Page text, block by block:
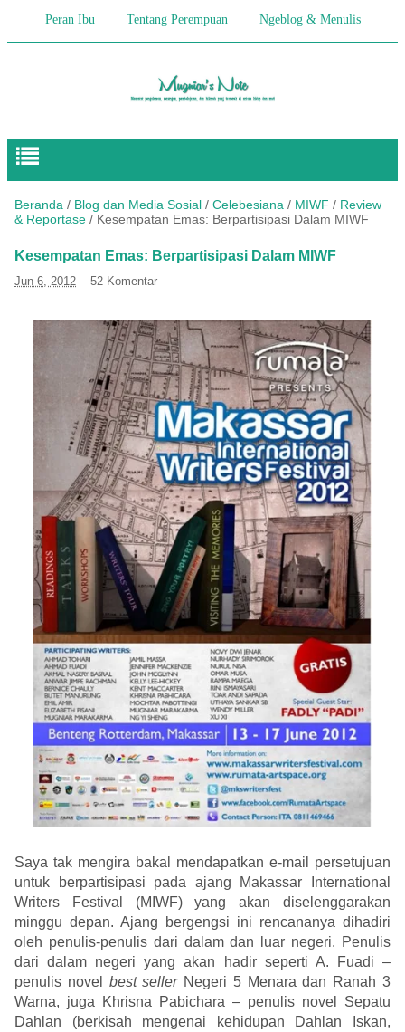
Peran Ibu Tentang Perempuan Ngeblog & Menulis
Pendidikan Anak
Beranda / Blog dan Media Sosial / Celebesiana / MIWF / Review
& Reportase / Kesempatan Emas: Berpartisipasi Dalam MIWF
Kesempatan Emas: Berpartisipasi Dalam MIWF
Jun 6, 2012 52 Komentar
Saya tak mengira bakal mendapatkan e-mail persetujuan
untuk berpartisipasi pada ajang Makassar International
Writers Festival (MIWF) yang akan diselenggarakan
minggu depan. Ajang bergengsi ini rencananya dihadiri
oleh penulis-penulis dari dalam dan luar negeri. Penulis
dari dalam negeri yang akan hadir seperti A. Fuadi –
penulis novel best seller Negeri 5 Menara dan Ranah 3
Warna, juga Khrisna Pabichara – penulis novel Sepatu
Dahlan (berkisah mengenai kehidupan Dahlan Iskan,